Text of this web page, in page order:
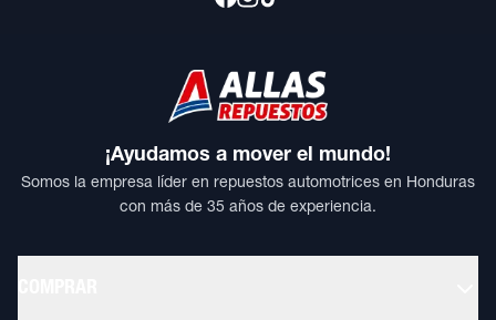
¡Ayudamos a mover el mundo!
Somos la empresa líder en repuestos automotrices en Honduras
con más de 35 años de experiencia.